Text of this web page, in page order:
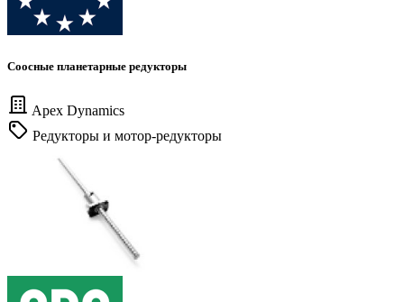
Соосные планетарные редукторы
Apex Dynamics
Редукторы и мотор-редукторы